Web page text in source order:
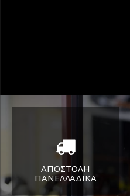
ΑΠΟΣΤΟΛΗ
ΠΑΝΕΛΛΑΔΙΚA